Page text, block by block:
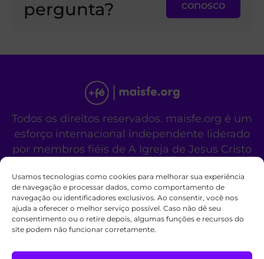
Usamos tecnologias como cookies para melhorar sua experiência
de navegação e processar dados, como comportamento de
navegação ou identificadores exclusivos. Ao consentir, você nos
ajuda a oferecer o melhor serviço possível. Caso não dê seu
consentimento ou o retire depois, algumas funções e recursos do
site podem não funcionar corretamente.
pergunta?
conosco
Todos os direitos reservados. maisfe.org é um
esforço internacional independente liderado
por membros fiéis de A Igreja de Jesus Cristo
Este site não é um site oficial da organização
religiosa mencionada acima.
Fale Conosco Políticas de Cookies